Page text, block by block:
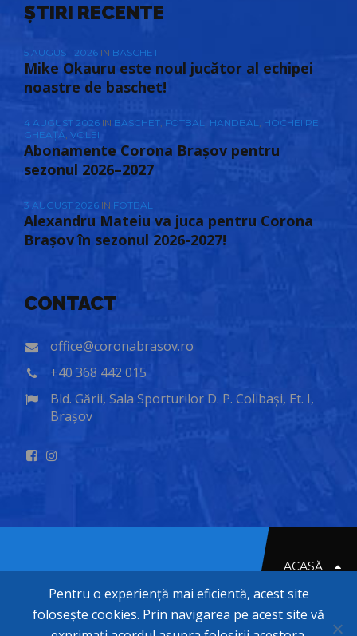
ȘTIRI RECENTE
5 AUGUST 2026 IN BASCHET
Mike Okauru este noul jucător al echipei
noastre de baschet!
4 AUGUST 2026 IN BASCHET, FOTBAL, HANDBAL, HOCHEI PE
GHEAȚĂ, VOLEI
Abonamente Corona Brașov pentru
sezonul 2026–2027
3 AUGUST 2026 IN FOTBAL
Alexandru Mateiu va juca pentru Corona
Brașov în sezonul 2026-2027!
CONTACT
office@coronabrasov.ro
+40 368 442 015
Bld. Gării, Sala Sporturilor D. P. Colibași, Et. I,
Brașov
ACASĂ
© 2020-2026 CORONA BRASOV
Pentru o experiență mai eficientă, acest site
folosește cookies. Prin navigarea pe acest site vă